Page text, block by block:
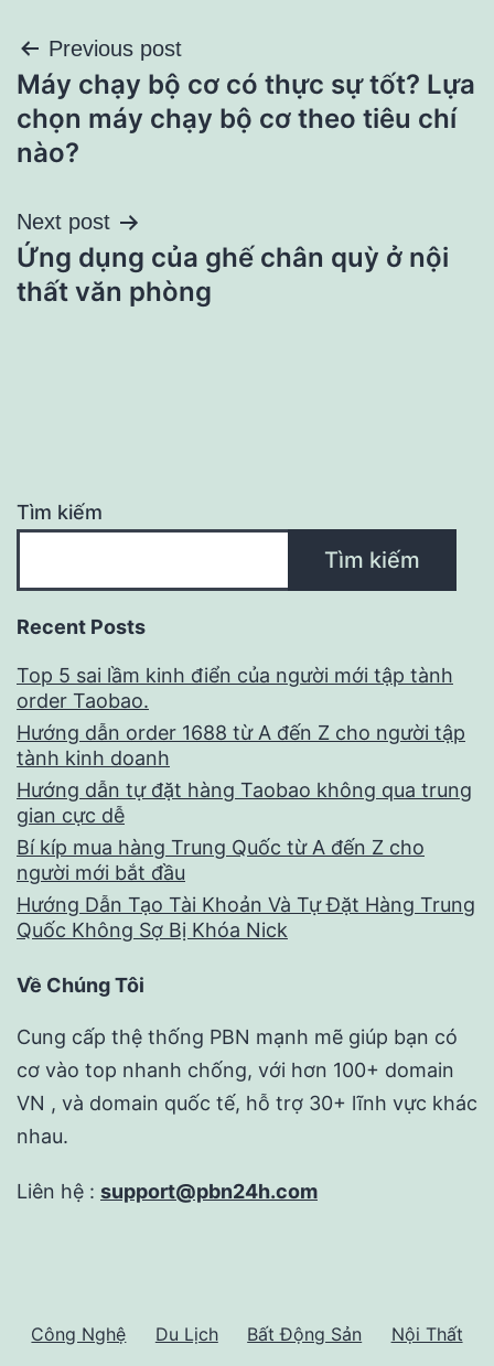
Điều
hướng
bài
viết
Previous post
Máy chạy bộ cơ có thực sự tốt? Lựa
chọn máy chạy bộ cơ theo tiêu chí
nào?
Next post
Ứng dụng của ghế chân quỳ ở nội
thất văn phòng
Tìm kiếm
Tìm kiếm
Recent Posts
Top 5 sai lầm kinh điển của người mới tập tành
order Taobao.
Hướng dẫn order 1688 từ A đến Z cho người tập
tành kinh doanh
Hướng dẫn tự đặt hàng Taobao không qua trung
gian cực dễ
Bí kíp mua hàng Trung Quốc từ A đến Z cho
người mới bắt đầu
Hướng Dẫn Tạo Tài Khoản Và Tự Đặt Hàng Trung
Quốc Không Sợ Bị Khóa Nick
Về Chúng Tôi
Cung cấp thệ thống PBN mạnh mẽ giúp bạn có
cơ vào top nhanh chống, với hơn 100+ domain
VN , và domain quốc tế, hỗ trợ 30+ lĩnh vực khác
nhau.
Liên hệ : support@pbn24h.com
Công Nghệ Du Lịch Bất Động Sản Nội Thất